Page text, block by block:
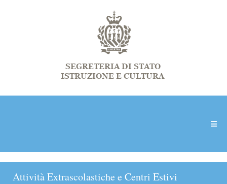
Attività Extrascolastiche e Centri Estivi